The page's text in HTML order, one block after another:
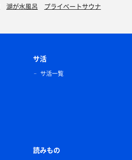
湖が水風呂 プライベートサウナ
サ活
サ活一覧
読みもの